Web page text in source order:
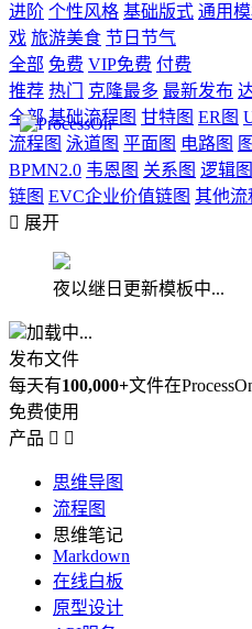
进阶 个性风格 基础版式 通用
戏 旅游美食 节日节气
全部 免费 VIP免费 付费
推荐 热门 克隆最多 最新发布
全部 基础流程图 甘特图 ER图
流程图 泳道图 平面图 电路图
BPMN2.0 韦恩图 关系图 逻辑图
链图 EVC企业价值链图 其他流
 展开
夜以继日更新模板中...
加载中...
发布文件
每天有100,000+文件在
免费使用
产品  
思维导图
流程图
思维笔记
Markdown
在线白板
原型设计